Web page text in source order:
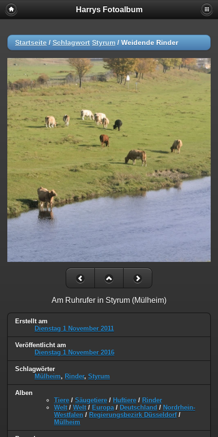
Harrys Fotoalbum
Startseite / Schlagwort Styrum / Weidende Rinder
Am Ruhrufer in Styrum (Mülheim)
Erstellt am
Dienstag 1 November 2011
Veröffentlicht am
Dienstag 1 November 2016
Schlagwörter
Mülheim, Rinder, Styrum
Alben
Tiere / Säugetiere / Huftiere / Rinder
Welt / Welt / Europa / Deutschland / Nordrhein-
Westfalen / Regierungsbezirk Düsseldorf/
Mülheim